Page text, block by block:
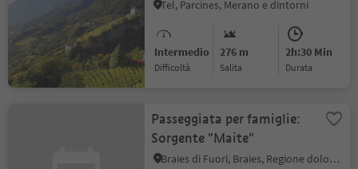
Tel, Parcines, Merano e dintorni
Intermedio
Difficoltà
276 m
Salita
2h:30 Min
durata
Passeggiata per famiglie:
Sorgente "Maite"
Braies di Fuori, Braies, Regione dolomitica 3 Cime